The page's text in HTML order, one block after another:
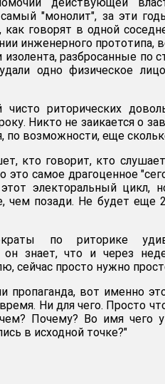
"монолит", за эти
как говорят в одной
инженерного прототипа,
разбросанные по
одно физическое
риторических
Никто не заикается о
по возможности, еще
кто говорит, кто
самое драгоценное
электоральный цикл,
чем позади. Не будет еще
по риторике
он знает, что и через
сейчас просто нужно
пропаганда, вот именно
Ни для чего. Просто
Почему? Во имя чего
в исходной точке?"